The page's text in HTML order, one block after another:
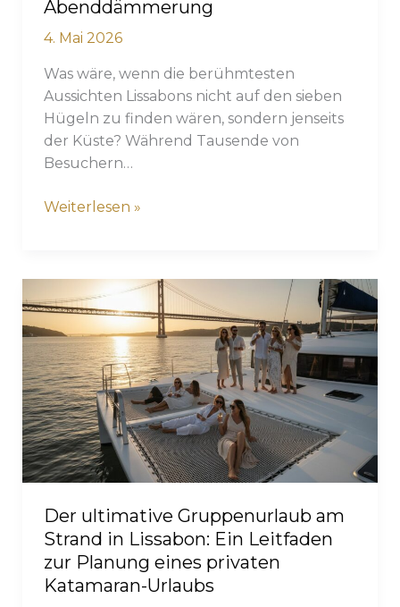
Abenddämmerung
4. Mai 2026
Was wäre, wenn die berühmtesten
Aussichten Lissabons nicht auf den sieben
Hügeln zu finden wären, sondern jenseits
der Küste? Während Tausende von
Besuchern…
Lissabon-
Wahrzeichen
im
goldenen
Licht
der
Abenddämmerung
Weiterlesen »
Der ultimative Gruppenurlaub am
Strand in Lissabon: Ein Leitfaden
zur Planung eines privaten
Katamaran-Urlaubs